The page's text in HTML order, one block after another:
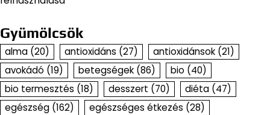
Gyümölcsök
alma (20) antioxidáns (27) antioxidánsok (21)
avokádó (19) betegségek (86) bio (40)
bio termesztés (18) desszert (70) diéta (47)
egészség (162) egészséges étkezés (28)